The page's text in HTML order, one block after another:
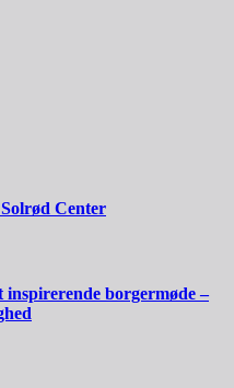
Center
borgermøde –